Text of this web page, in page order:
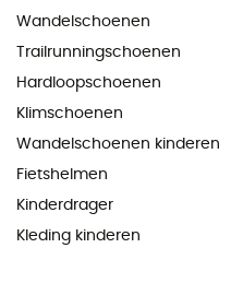
Wandelschoenen
Trailrunningschoenen
Hardloopschoenen
Klimschoenen
Wandelschoenen kinderen
Fietshelmen
Kinderdrager
Kleding kinderen